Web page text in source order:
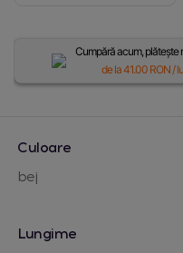
Cumpără acum, plătește
de la41.00RON /
Culoare
bej
Lungime